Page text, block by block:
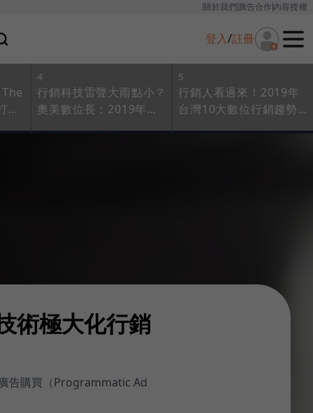
關於我們廣告合作內容授權
登入/註冊
造
4
行銷科技雷聲大雨點小？
奧美數位長：2019年最
5
行銷人看過來！2019年
台灣10大數位行銷趨勢
術極大化行銷
告購買（Programmatic Ad